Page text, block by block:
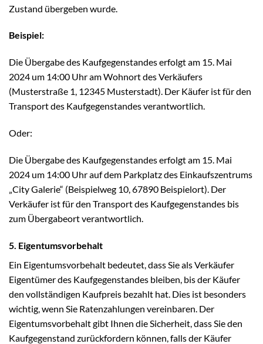
Zustand übergeben wurde.
Beispiel:
Die Übergabe des Kaufgegenstandes erfolgt am 15. Mai
2024 um 14:00 Uhr am Wohnort des Verkäufers
(Musterstraße 1, 12345 Musterstadt). Der Käufer ist für den
Transport des Kaufgegenstandes verantwortlich.
Oder:
Die Übergabe des Kaufgegenstandes erfolgt am 15. Mai
2024 um 14:00 Uhr auf dem Parkplatz des Einkaufszentrums
„City Galerie“ (Beispielweg 10, 67890 Beispielort). Der
Verkäufer ist für den Transport des Kaufgegenstandes bis
zum Übergabeort verantwortlich.
5. Eigentumsvorbehalt
Ein Eigentumsvorbehalt bedeutet, dass Sie als Verkäufer
Eigentümer des Kaufgegenstandes bleiben, bis der Käufer
den vollständigen Kaufpreis bezahlt hat. Dies ist besonders
wichtig, wenn Sie Ratenzahlungen vereinbaren. Der
Eigentumsvorbehalt gibt Ihnen die Sicherheit, dass Sie den
Kaufgegenstand zurückfordern können, falls der Käufer